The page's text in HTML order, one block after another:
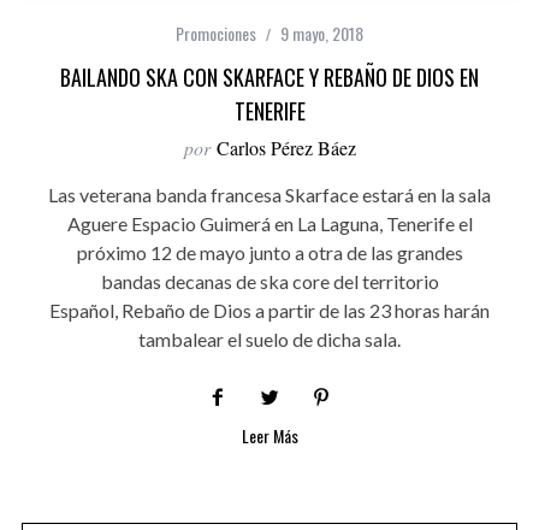
Promociones 9 mayo, 2018
BAILANDO SKA CON SKARFACE Y REBAÑO DE DIOS EN
TENERIFE
por Carlos Pérez Báez
Las veterana banda francesa Skarface estará en la sala
Aguere Espacio Guimerá en La Laguna, Tenerife el
próximo 12 de mayo junto a otra de las grandes
bandas decanas de ska core del territorio
Español, Rebaño de Dios a partir de las 23 horas harán
tambalear el suelo de dicha sala.
Leer Más